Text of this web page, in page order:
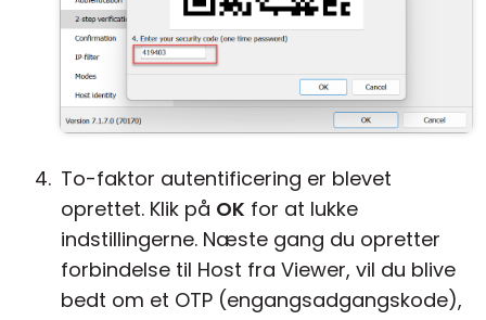
To-faktor autentificering er blevet
oprettet. Klik på OK for at lukke
indstillingerne. Næste gang du opretter
forbindelse til Host fra Viewer, vil du blive
bedt om et OTP (engangsadgangskode),